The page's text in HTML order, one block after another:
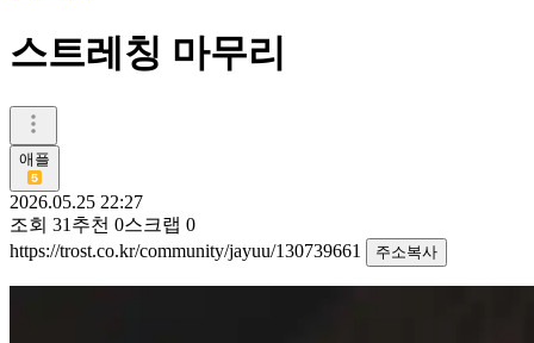
스트레칭 마무리
애플
2026.05.25 22:27
조회 31 추천 0스크랩 0
https://trost.co.kr/community/jayuu/130739661
주소복사